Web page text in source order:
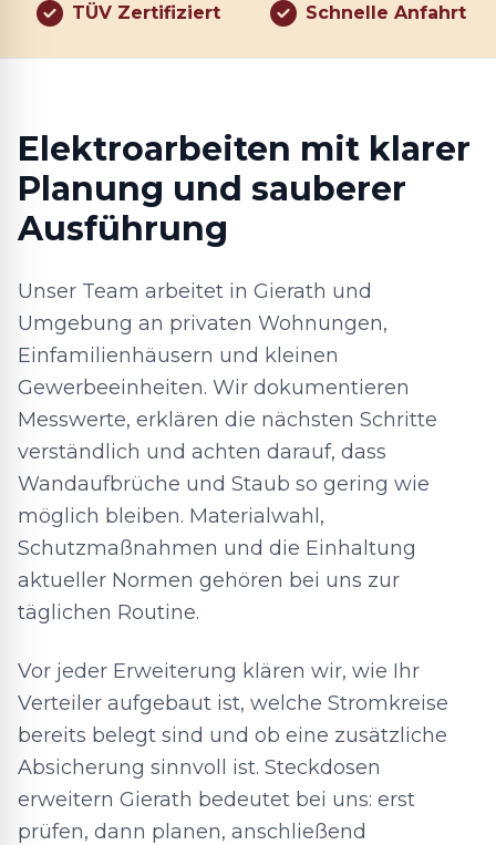
TÜV Zertifiziert Schnelle Anfahrt
Elektroarbeiten mit klarer
Planung und sauberer
Ausführung
Unser Team arbeitet in Gierath und
Umgebung an privaten Wohnungen,
Einfamilienhäusern und kleinen
Gewerbeeinheiten. Wir dokumentieren
Messwerte, erklären die nächsten Schritte
verständlich und achten darauf, dass
Wandaufbrüche und Staub so gering wie
möglich bleiben. Materialwahl,
Schutzmaßnahmen und die Einhaltung
aktueller Normen gehören bei uns zur
täglichen Routine.
Vor jeder Erweiterung klären wir, wie Ihr
Verteiler aufgebaut ist, welche Stromkreise
bereits belegt sind und ob eine zusätzliche
Absicherung sinnvoll ist. Steckdosen
erweitern Gierath bedeutet bei uns: erst
prüfen, dann planen, anschließend